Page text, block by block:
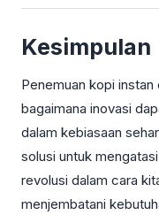
Kesimpulan
Penemuan kopi
bagaimana inovasi
dalam kebiasaan
solusi untuk
revolusi dalam cara
menjembatani